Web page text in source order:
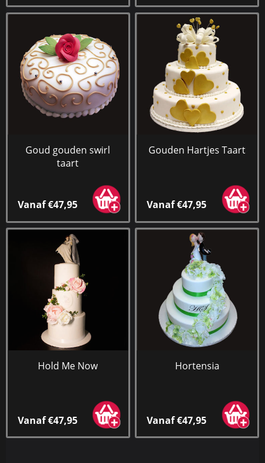
Goud gouden swirl
taart
Vanaf €47,95
Gouden Hartjes Taart
Vanaf €47,95
Hold Me Now
Vanaf €47,95
Hortensia
Vanaf €47,95